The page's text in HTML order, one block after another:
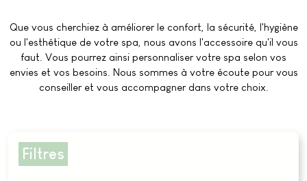
Que vous cherchiez à améliorer le confort, la sécurité, l'hygiène
ou l'esthétique de votre spa, nous avons l'accessoire qu'il vous
faut. Vous pourrez ainsi personnaliser votre spa selon vos
envies et vos besoins. Nous sommes à votre écoute pour vous
conseiller et vous accompagner dans votre choix.
Filtres